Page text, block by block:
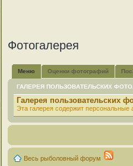
Фотогалерея
Меню Оценки фотографий
ГАЛЕРЕЯ ПОЛЬЗОВАТЕЛЬСКИХ
Галерея пользовательских
Эта галерея содержит персональные
Весь рыболовный форум